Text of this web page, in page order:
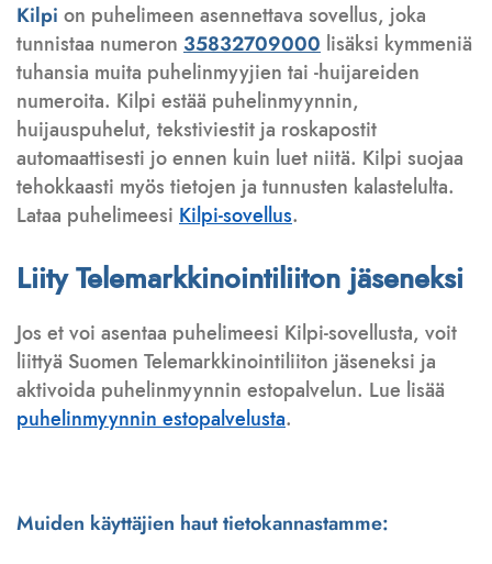
Kilpi on puhelimeen asennettava sovellus, joka
tunnistaa numeron 35832709000 lisäksi kymmeniä
tuhansia muita puhelinmyyjien tai -huijareiden
numeroita. Kilpi estää puhelinmyynnin,
huijauspuhelut, tekstiviestit ja roskapostit
automaattisesti jo ennen kuin luet niitä. Kilpi suojaa
tehokkaasti myös tietojen ja tunnusten kalastelulta.
Lataa puhelimeesi Kilpi-sovellus.
Liity Telemarkkinointiliiton jäseneksi
Jos et voi asentaa puhelimeesi Kilpi-sovellusta, voit
liittyä Suomen Telemarkkinointiliiton jäseneksi ja
aktivoida puhelinmyynnin estopalvelun. Lue lisää
puhelinmyynnin estopalvelusta.
Muiden käyttäjien haut tietokannastamme: